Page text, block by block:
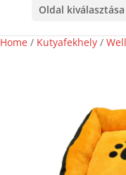
Oldal kiválasztása
Home / Kutyafekhely /